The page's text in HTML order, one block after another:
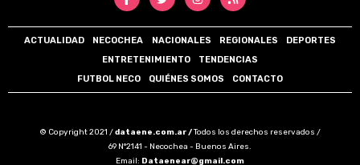
ACTUALIDAD NECOCHEA NACIONALES REGIONALES
DEPORTES
ENTRETENIMIENTO
TENDENCIAS
FUTBOL NECO
QUIÉNES SOMOS CONTACTO
© Copyright 2021 /dataene.com.ar /Todos los derechos reservados /
69 N°2141 - Necochea - Buenos Aires.
Email: Dataenear@gmail.com